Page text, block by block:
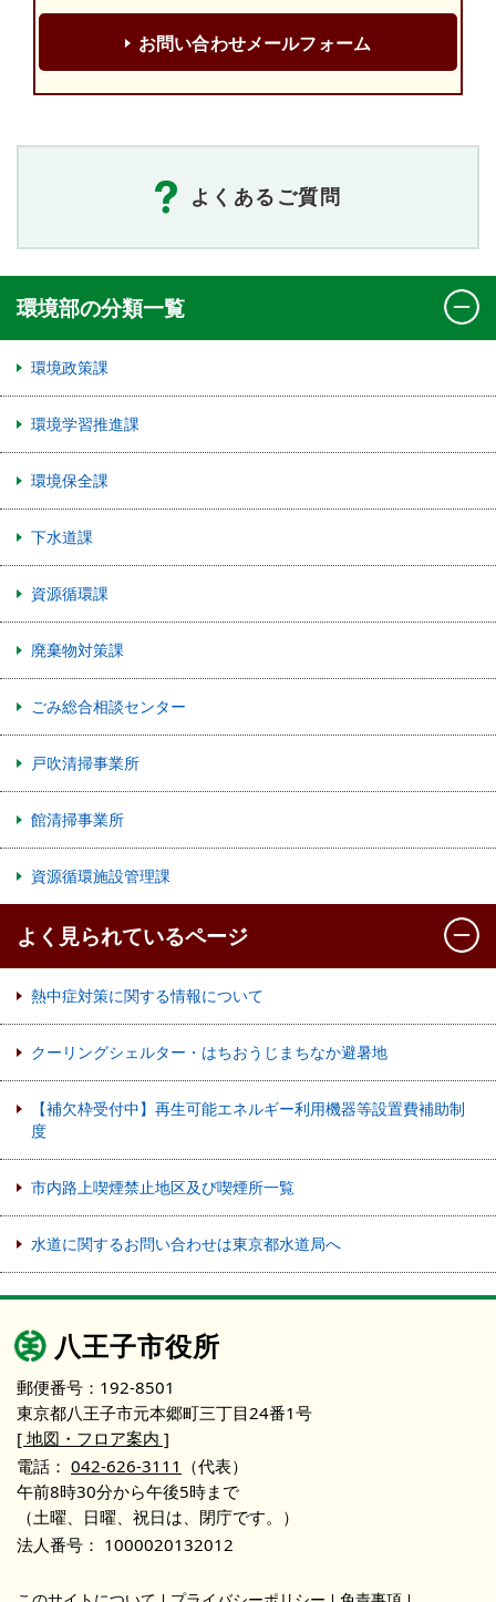
お問い合わせメールフォーム
よくあるご質問
環境部の分類一覧
環境政策課
環境学習推進課
環境保全課
下水道課
資源循環課
廃棄物対策課
ごみ総合相談センター
戸吹清掃事業所
館清掃事業所
資源循環施設管理課
よく見られているページ
熱中症対策に関する情報について
クーリングシェルター・はちおうじまちなか避暑地
【補欠枠受付中】再生可能エネルギー利用機器等設置費補助制
度
市内路上喫煙禁止地区及び喫煙所一覧
水道に関するお問い合わせは東京都水道局へ
八王子市役所
郵便番号：192-8501
東京都八王子市元本郷町三丁目24番1号
[ 地図・フロア案内 ]
電話： 042-626-3111 （代表）
午前8時30分から午後5時まで
（土曜、日曜、祝日は、閉庁です。）
法人番号： 1000020132012